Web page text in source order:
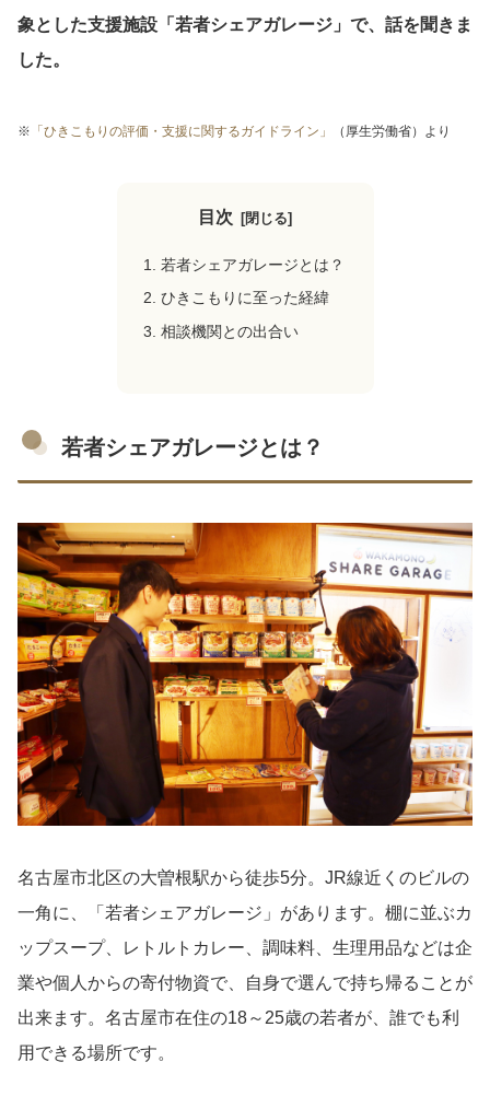
象とした支援施設「若者シェアガレージ」で、話を聞きま
した。
※ 「ひきこもりの評価・支援に関するガイドライン」 （厚生労働省）より
目次
若者シェアガレージとは？
ひきこもりに至った経緯
相談機関との出合い
若者シェアガレージとは？
名古屋市北区の大曽根駅から徒歩5分。JR線近くのビルの
一角に、「若者シェアガレージ」があります。棚に並ぶカ
ップスープ、レトルトカレー、調味料、生理用品などは企
業や個人からの寄付物資で、自身で選んで持ち帰ることが
出来ます。名古屋市在住の18～25歳の若者が、誰でも利
用できる場所です。